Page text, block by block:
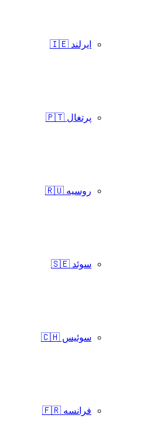
ایرلند 🇮🇪
پرتغال 🇵🇹
روسیه 🇷🇺
سوئد 🇸🇪
سوئیس 🇨🇭
فرانسه 🇫🇷